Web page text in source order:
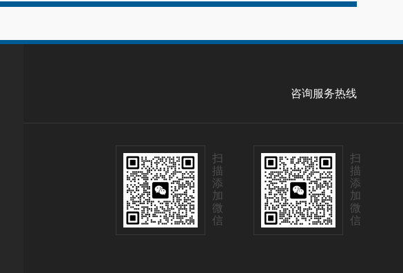
咨询服务热线
扫
描
添
加
微
信
扫
描
添
加
微
信